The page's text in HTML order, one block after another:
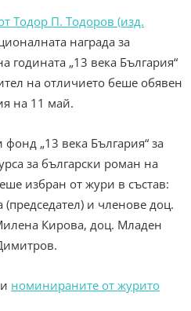
Тодор П. Тодоров (изд.
награда за
годината „13 века България“
на отличието беше обявен
на 11 май.
„13 века България“ за
за български роман на
избран от жури в състав:
и членове доц.
Кирова, доц. Младен
номинираните от журито